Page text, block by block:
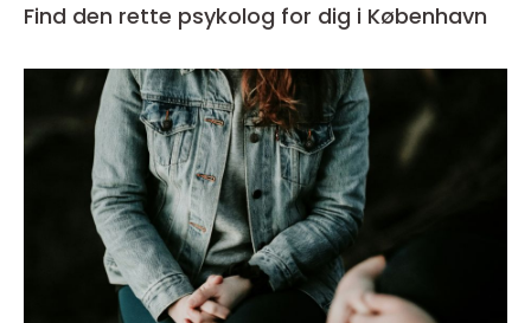
Find den rette psykolog for dig i København